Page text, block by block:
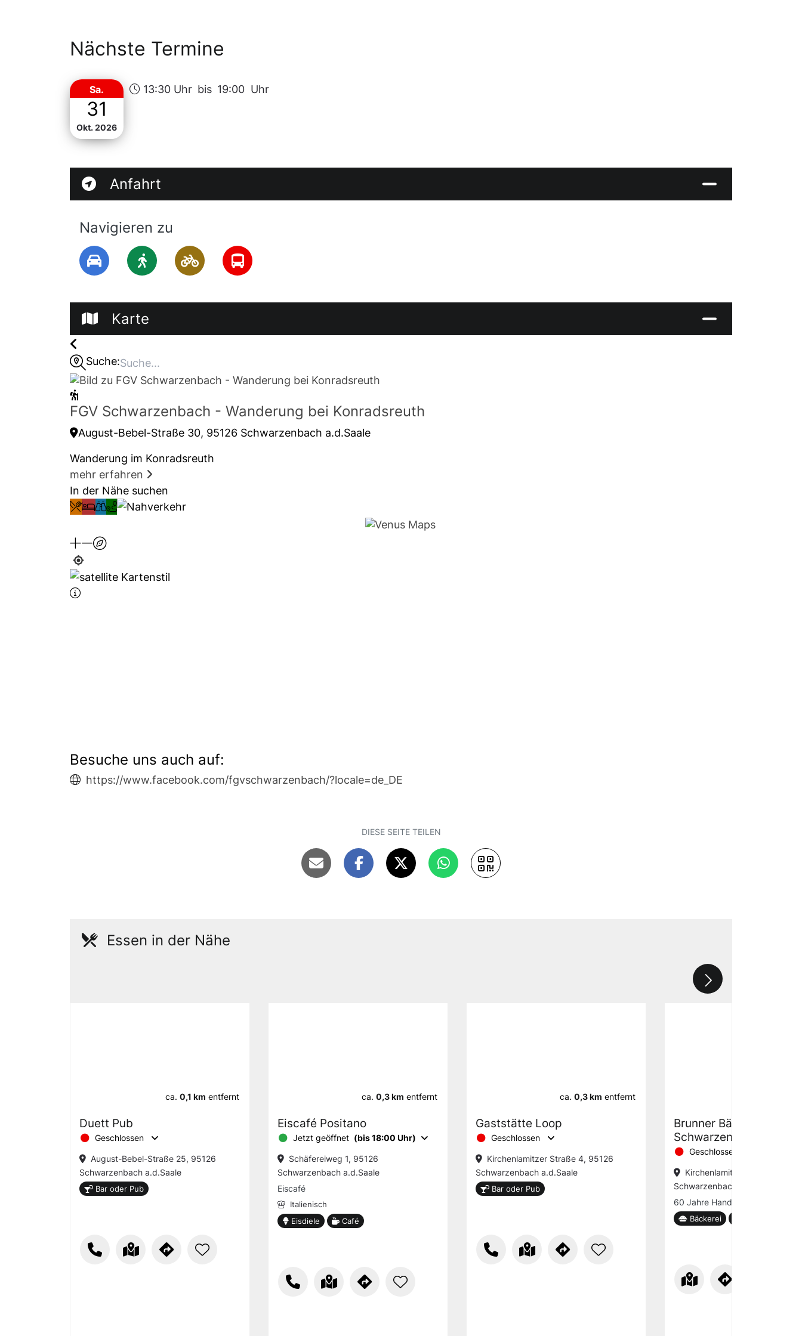
Nächste Termine
Sa.
31
Okt. 2026
13:30 Uhr bis 19:00 Uhr
Anfahrt
Navigieren zu
Karte
Suche:
FGV Schwarzenbach - Wanderung bei Konradsreuth
August-Bebel-Straße 30, 95126 Schwarzenbach a.d.Saale
Wanderung im Konradsreuth
mehr erfahren
In der Nähe suchen
Besuche uns auch auf:
https://www.facebook.com/fgvschwarzenbach/?locale=de_DE
DIESE SEITE TEILEN
Essen in der Nähe
ca. 0,1 km entfernt
Duett Pub
Geschlossen
August-Bebel-Straße 25, 95126
Schwarzenbach a.d.Saale
Bar oder Pub
ca. 0,3 km entfernt
Eiscafé Positano
Jetzt geöffnet (bis 18:00 Uhr)
Schäfereiweg 1, 95126
Schwarzenbach a.d.Saale
Eiscafé
Italienisch
Eisdiele Café
ca. 0,3 km entfernt
Gaststätte Loop
Geschlossen
Kirchenlamitzer Straße 4, 95126
Schwarzenbach a.d.Saale
Bar oder Pub
Brunner Bäcker, Filiale
Schwarzenbach a.d.S.
Geschlossen
Kirchenlamitzer Str. 8, 95126
Schwarzenbach a.d.Saale
60 Jahre Handwerkskunst
Bäckerei